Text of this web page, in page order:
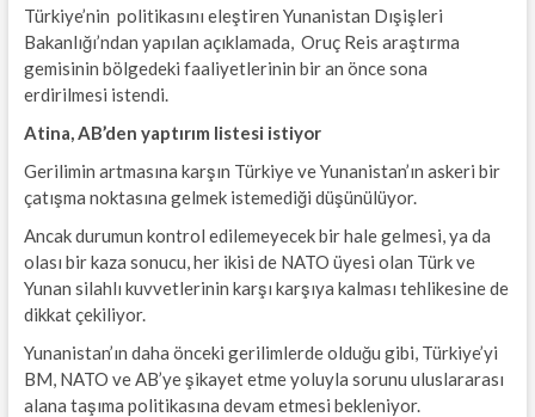
Türkiye’nin politikasını eleştiren Yunanistan Dışişleri
Bakanlığı’ndan yapılan açıklamada, Oruç Reis araştırma
gemisinin bölgedeki faaliyetlerinin bir an önce sona
erdirilmesi istendi.
Atina, AB’den yaptırım listesi istiyor
Gerilimin artmasına karşın Türkiye ve Yunanistan’ın askeri bir
çatışma noktasına gelmek istemediği düşünülüyor.
Ancak durumun kontrol edilemeyecek bir hale gelmesi, ya da
olası bir kaza sonucu, her ikisi de NATO üyesi olan Türk ve
Yunan silahlı kuvvetlerinin karşı karşıya kalması tehlikesine de
dikkat çekiliyor.
Yunanistan’ın daha önceki gerilimlerde olduğu gibi, Türkiye’yi
BM, NATO ve AB’ye şikayet etme yoluyla sorunu uluslararası
alana taşıma politikasına devam etmesi bekleniyor.